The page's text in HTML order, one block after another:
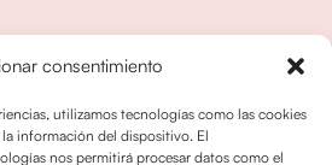
consentimiento
utilizamos tecnologías como las cookies
información del dispositivo. El
nos permitirá procesar datos como el